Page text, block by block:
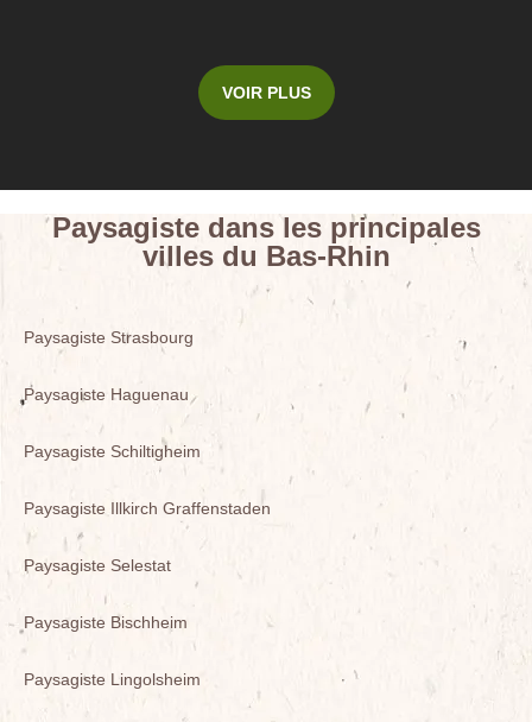
VOIR PLUS
Paysagiste dans les principales
villes du Bas-Rhin
Paysagiste Strasbourg
Paysagiste Haguenau
Paysagiste Schiltigheim
Paysagiste Illkirch Graffenstaden
Paysagiste Selestat
Paysagiste Bischheim
Paysagiste Lingolsheim